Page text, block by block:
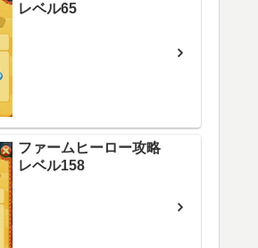
レベル65
ファームヒーロー攻略
レベル158